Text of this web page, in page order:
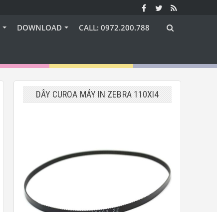
DOWNLOAD CALL: 0972.200.788
DÂY CUROA MÁY IN ZEBRA 110XI4